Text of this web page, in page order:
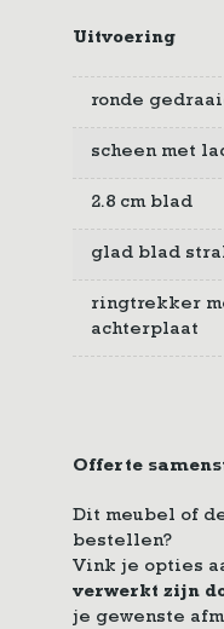
Uitvoering
ronde
scheen met
2.8 cm blad
glad blad
ringtrekker
achterplaat
Offerte
Dit meubel of
bestellen?
Vink je opties
verwerkt zijn
je gewenste